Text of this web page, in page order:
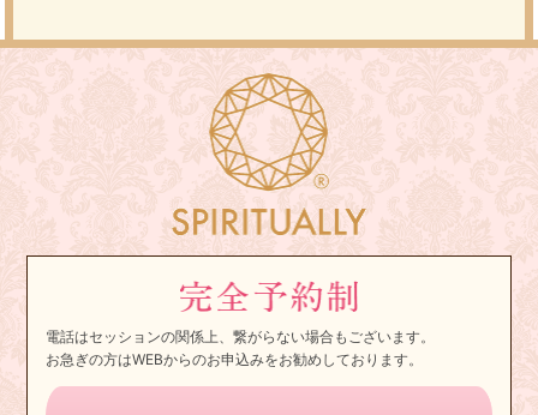
電話はセッションの関係上、繋がらない場合もございます。
お急ぎの方はWEBからのお申込みをお勧めしております。